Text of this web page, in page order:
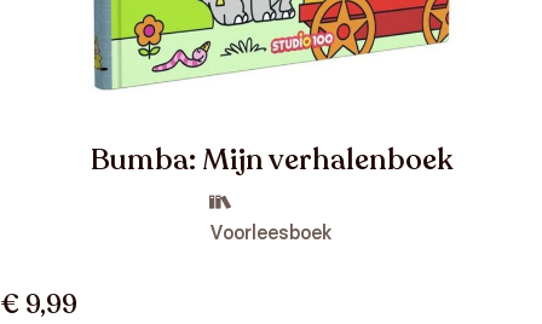
Bumba: Mijn verhalenboek
Voorleesboek
€ 9,99